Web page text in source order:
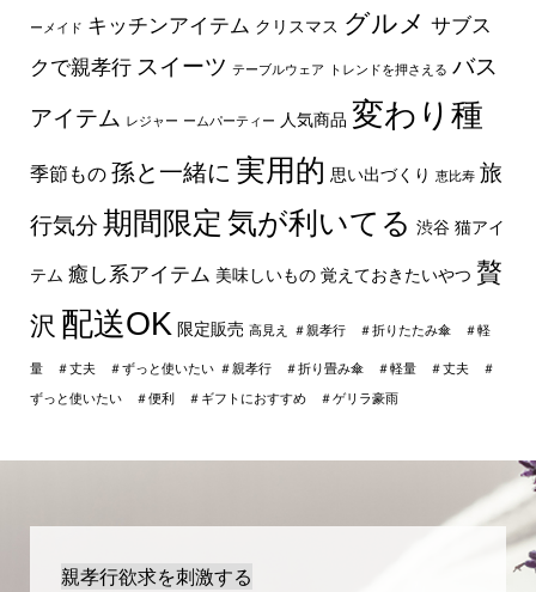
ーメイド キッチンアイテム クリスマス グルメ サブス
クで親孝行 スイーツ テーブルウェア トレンドを押さえる バス
アイテム レジャー ームパーティー 人気商品 変わり種
季節もの 孫と一緒に 実用的 思い出づくり 恵比寿 旅
行気分 期間限定 気が利いてる 渋谷 猫アイ
テム 癒し系アイテム 美味しいもの 覚えておきたいやつ 贅
沢 配送OK 限定販売 高見え ＃親孝行 ＃折りたたみ傘 ＃軽
量 ＃丈夫 ＃ずっと使いたい ＃親孝行 ＃折り畳み傘 ＃軽量 ＃丈夫 ＃
ずっと使いたい ＃便利 ＃ギフトにおすすめ ＃ゲリラ豪雨
親孝行欲求を刺激する